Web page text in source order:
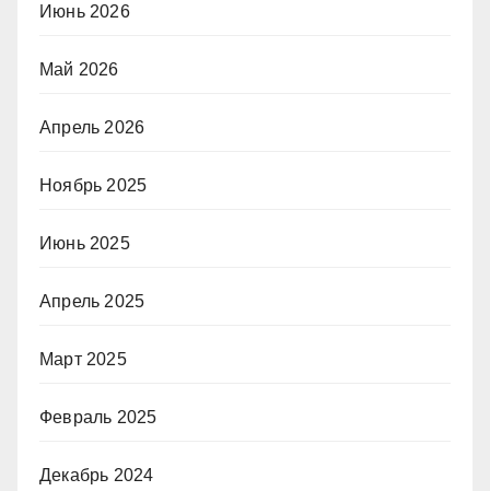
Июнь 2026
Май 2026
Апрель 2026
Ноябрь 2025
Июнь 2025
Апрель 2025
Март 2025
Февраль 2025
Декабрь 2024